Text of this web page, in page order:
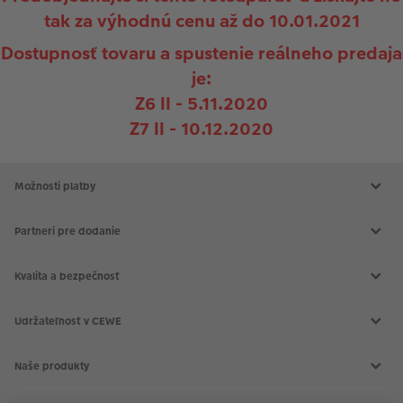
tak za výhodnú cenu až do 10.01.2021
Dostupnosť tovaru a spustenie reálneho predaja
je:
Z6 II - 5.11.2020
Z7 II - 10.12.2020
Možnosti platby
Partneri pre dodanie
Kvalita a bezpečnosť
Udržateľnosť v CEWE
Naše produkty